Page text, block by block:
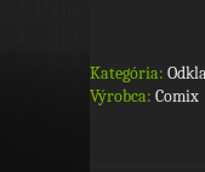
Kategória:
Výrobca: Comix